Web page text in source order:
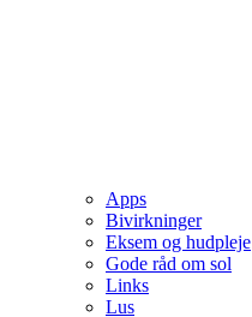
Apps
Bivirkninger
Eksem og hudpleje
Gode råd om sol
Links
Lus